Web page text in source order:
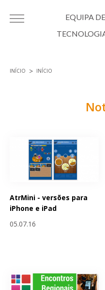
EQUIPA
INÍCIO INÍCIO
AtrMini - versões para
iPhone e iPad
05.07.16
Páginas